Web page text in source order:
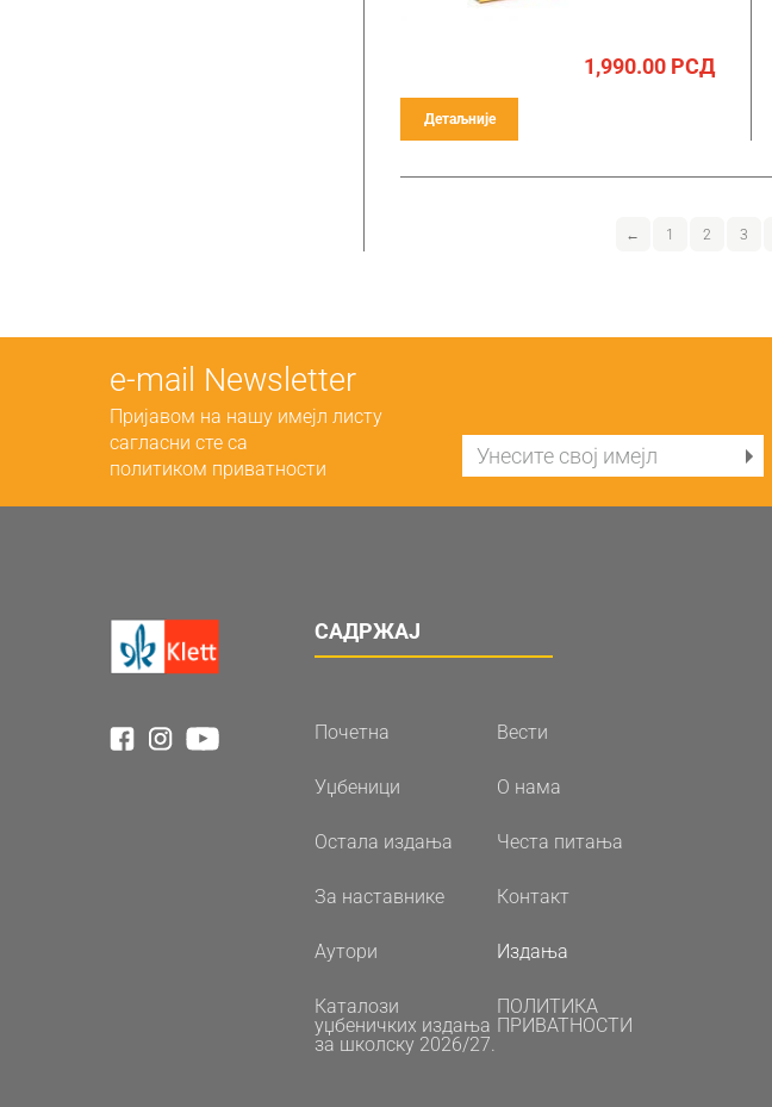
1,990.00РСД
Детаљније
← 1 2 3
е-mail Newsletter
Пријавом на нашу имејл листу
сагласни сте са
политиком приватности
САДРЖАЈ
Почетна Вести
Уџбеници О нама
Остала издања Честа питања
За наставнике Контакт
Аутори Издања
Каталози
уџбеничких издања
за школску 2026/27.
ПОЛИТИКА
ПРИВАТНОСТИ